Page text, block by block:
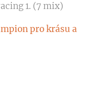
1. (7 mix)
pro krásu a